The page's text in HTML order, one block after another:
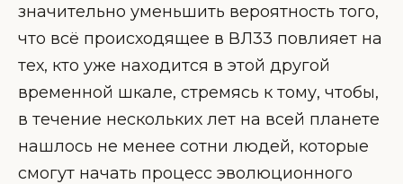
значительно уменьшить вероятность того,
что всё происходящее в ВЛ33 повлияет на
тех, кто уже находится в этой другой
временной шкале, стремясь к тому, чтобы,
в течение нескольких лет на всей планете
нашлось не менее сотни людей, которые
смогут начать процесс эволюционного